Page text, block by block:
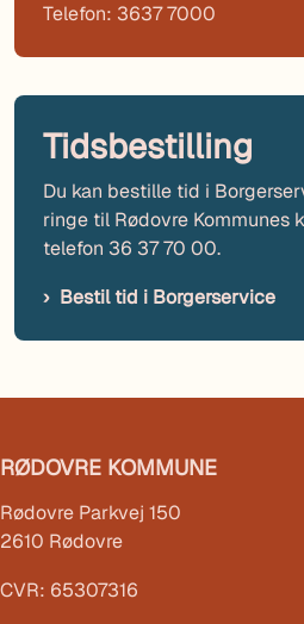
Telefon: 3637 7000
Tidsbestilling
Du kan bestille tid i
ringe til Rødovre Kommunes
telefon 36 37 70 00.
Bestil tid i Borgerservice
RØDOVRE KOMMUNE
Rødovre Parkvej 150
2610 Rødovre
CVR: 65307316